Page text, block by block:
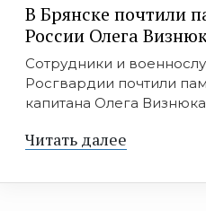
В Брянске почтили
России Олега
Сотрудники и
Росгвардии почтили
капитана Олега Визнюка,
Читать далее